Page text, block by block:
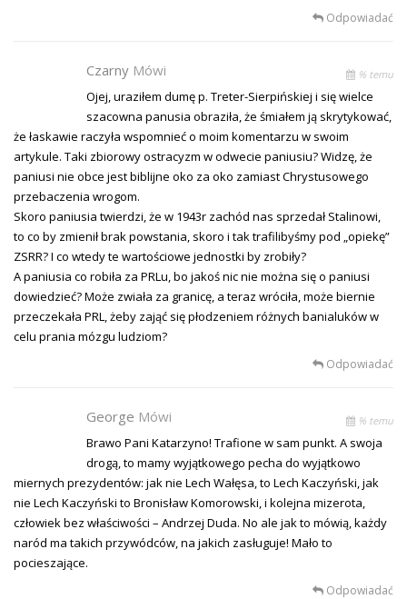
Odpowiadać
Czarny Mówi % temu
Ojej, uraziłem dumę p. Treter-Sierpińskiej i się wielce
szacowna panusia obraziła, że śmiałem ją skrytykować,
że łaskawie raczyła wspomnieć o moim komentarzu w swoim
artykule. Taki zbiorowy ostracyzm w odwecie paniusiu? Widzę, że
paniusi nie obce jest biblijne oko za oko zamiast Chrystusowego
przebaczenia wrogom.
Skoro paniusia twierdzi, że w 1943r zachód nas sprzedał Stalinowi,
to co by zmienił brak powstania, skoro i tak trafilibyśmy pod „opiekę”
ZSRR? I co wtedy te wartościowe jednostki by zrobiły?
A paniusia co robiła za PRLu, bo jakoś nic nie można się o paniusi
dowiedzieć? Może zwiała za granicę, a teraz wróciła, może biernie
przeczekała PRL, żeby zająć się płodzeniem różnych banialuków w
celu prania mózgu ludziom?
Odpowiadać
George Mówi % temu
Brawo Pani Katarzyno! Trafione w sam punkt. A swoja
drogą, to mamy wyjątkowego pecha do wyjątkowo
miernych prezydentów: jak nie Lech Wałęsa, to Lech Kaczyński, jak
nie Lech Kaczyński to Bronisław Komorowski, i kolejna mizerota,
człowiek bez właściwości – Andrzej Duda. No ale jak to mówią, każdy
naród ma takich przywódców, na jakich zasługuje! Mało to
pocieszające.
Odpowiadać